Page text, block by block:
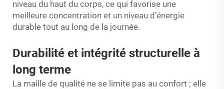
niveau du haut du corps, ce qui favorise une
meilleure concentration et un niveau d’énergie
durable tout au long de la journée.
Durabilité et intégrité structurelle à
long terme
La maille de qualité ne se limite pas au confort ; elle